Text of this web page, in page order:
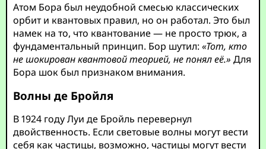
Атом Бора был неудобной смесью классических
орбит и квантовых правил, но он работал. Это был
намек на то, что квантование — не просто трюк, а
фундаментальный принцип. Бор шутил:«Тот, кто
не шокирован квантовой теорией, не понял её.» Для
Бора шок был признаком внимания.
Волны де Бройля
В 1924 году Луи де Бройль перевернул
двойственность. Если световые волны могут вести
себя как частицы, возможно, частицы могут вести